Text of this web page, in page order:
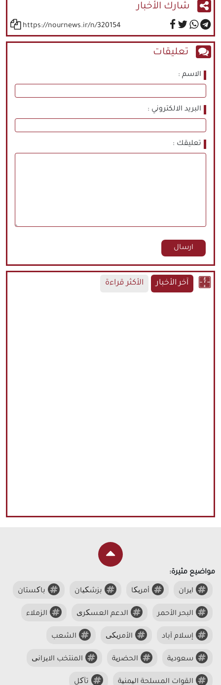
شارك الأخبار
https://nournews.ir/n/320154
تعليقات
الاسم
البريد الالكتروني
تعليقك
آخر الأخبار الأكثر قراءة
مواضيع مثيرة:
ایران أمریکا بزشکیان باکستان
البحر الأحمر الدعم العسکری الزملاء
إسلام آباد الأمریکی الشعب
سعودیة الحضریة المنتخب الایرانی
القوات المسلحة الیمنیة تآکل